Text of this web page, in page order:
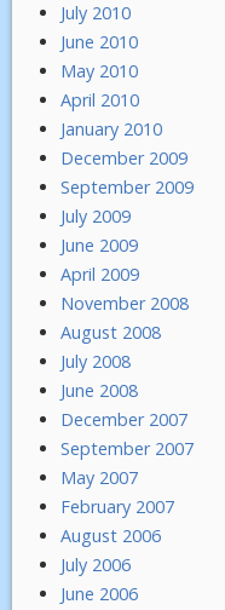
July 2010
June 2010
May 2010
April 2010
January 2010
December 2009
September 2009
July 2009
June 2009
April 2009
November 2008
August 2008
July 2008
June 2008
December 2007
September 2007
May 2007
February 2007
August 2006
July 2006
June 2006